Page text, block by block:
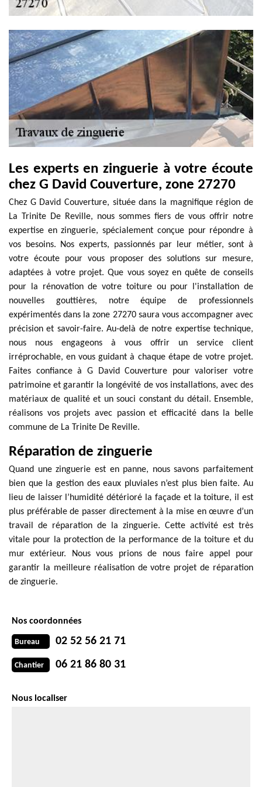
Les experts en zinguerie à votre écoute
chez G David Couverture, zone 27270
Chez G David Couverture, située dans la magnifique région de
La Trinite De Reville, nous sommes fiers de vous offrir notre
expertise en zinguerie, spécialement conçue pour répondre à
vos besoins. Nos experts, passionnés par leur métier, sont à
votre écoute pour vous proposer des solutions sur mesure,
adaptées à votre projet. Que vous soyez en quête de conseils
pour la rénovation de votre toiture ou pour l'installation de
nouvelles gouttières, notre équipe de professionnels
expérimentés dans la zone 27270 saura vous accompagner avec
précision et savoir-faire. Au-delà de notre expertise technique,
nous nous engageons à vous offrir un service client
irréprochable, en vous guidant à chaque étape de votre projet.
Faites confiance à G David Couverture pour valoriser votre
patrimoine et garantir la longévité de vos installations, avec des
matériaux de qualité et un souci constant du détail. Ensemble,
réalisons vos projets avec passion et efficacité dans la belle
commune de La Trinite De Reville.
Réparation de zinguerie
Quand une zinguerie est en panne, nous savons parfaitement
bien que la gestion des eaux pluviales n’est plus bien faite. Au
lieu de laisser l’humidité détérioré la façade et la toiture, il est
plus préférable de passer directement à la mise en œuvre d’un
travail de réparation de la zinguerie. Cette activité est très
vitale pour la protection de la performance de la toiture et du
mur extérieur. Nous vous prions de nous faire appel pour
garantir la meilleure réalisation de votre projet de réparation
de zinguerie.
Nos coordonnées
Bureau 02 52 56 21 71
Chantier 06 21 86 80 31
Nous localiser